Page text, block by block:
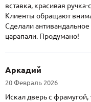
вставка, красивая
Клиенты обращают
Сделали
царапали. Продумано!
Аркадий
20 Февраль 2026
Искал дверь с